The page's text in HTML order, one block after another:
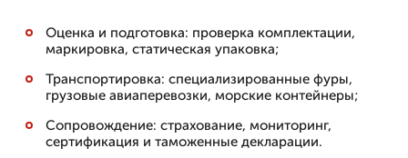
Оценка и подготовка: проверка комплектации,
маркировка, статическая упаковка;
Транспортировка: специализированные фуры,
грузовые авиаперевозки, морские контейнеры;
Сопровождение: страхование, мониторинг,
сертификация и таможенные декларации.